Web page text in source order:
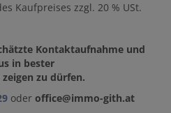
Kaufpreises zzgl. 20 % USt.
Kontaktaufnahme und
in bester
zu dürfen.
oder office@immo-gith.at